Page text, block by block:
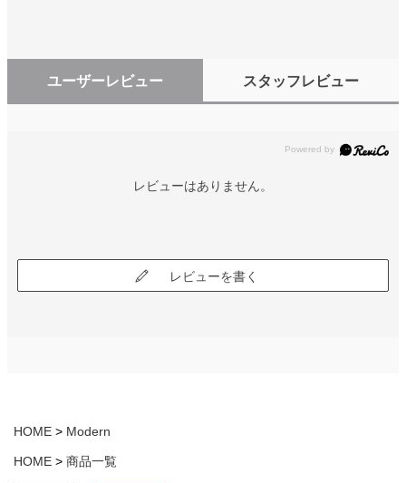
ユーザーレビュー スタッフレビュー
レビューはありません。
レビューを書く
HOME Modern
HOME 商品一覧